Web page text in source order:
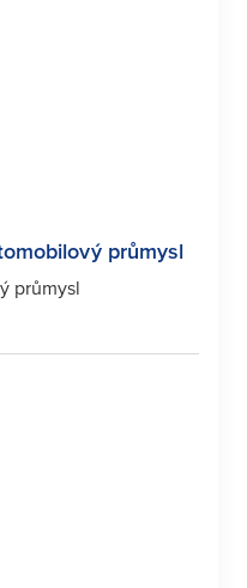
průmysl
průmysl